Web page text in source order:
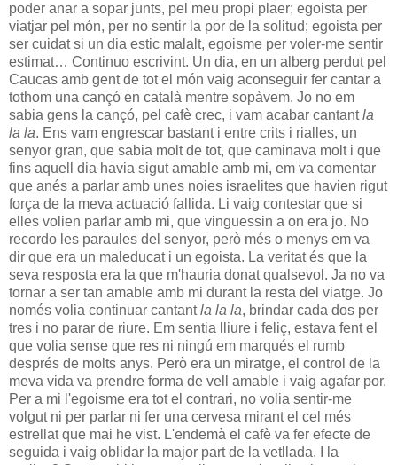
poder anar a sopar junts, pel meu propi plaer; egoista per
viatjar pel món, per no sentir la por de la solitud; egoista per
ser cuidat si un dia estic malalt, egoisme per voler-me sentir
estimat… Continuo escrivint. Un dia, en un alberg perdut pel
Caucas amb gent de tot el món vaig aconseguir fer cantar a
tothom una cançó en català mentre sopàvem. Jo no em
sabia gens la cançó, pel cafè crec, i vam acabar cantantla
la la. Ens vam engrescar bastant i entre crits i rialles, un
senyor gran, que sabia molt de tot, que caminava molt i que
fins aquell dia havia sigut amable amb mi, em va comentar
que anés a parlar amb unes noies israelites que havien rigut
força de la meva actuació fallida. Li vaig contestar que si
elles volien parlar amb mi, que vinguessin a on era jo. No
recordo les paraules del senyor, però més o menys em va
dir que era un maleducat i un egoista. La veritat és que la
seva resposta era la que m'hauria donat qualsevol. Ja no va
tornar a ser tan amable amb mi durant la resta del viatge. Jo
només volia continuar cantantla la la, brindar cada dos per
tres i no parar de riure. Em sentia lliure i feliç, estava fent el
que volia sense que res ni ningú em marqués el rumb
després de molts anys. Però era un miratge, el control de la
meva vida va prendre forma de vell amable i vaig agafar por.
Per a mi l'egoisme era tot el contrari, no volia sentir-me
volgut ni per parlar ni fer una cervesa mirant el cel més
estrellat que mai he vist. L'endemà el cafè va fer efecte de
seguida i vaig oblidar la major part de la vetllada. I la